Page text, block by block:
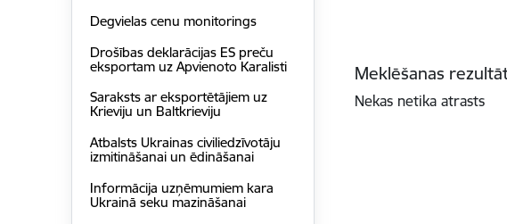
Degvielas cenu monitorings
Drošības deklarācijas ES preču
eksportam uz Apvienoto Karalisti
Saraksts ar eksportētājiem uz
Krieviju un Baltkrieviju
Atbalsts Ukrainas civiliedzīvotāju
izmitināšanai un ēdināšanai
Informācija uzņēmumiem kara
Ukrainā seku mazināšanai
Meklēšanas
Nekas netika atrasts